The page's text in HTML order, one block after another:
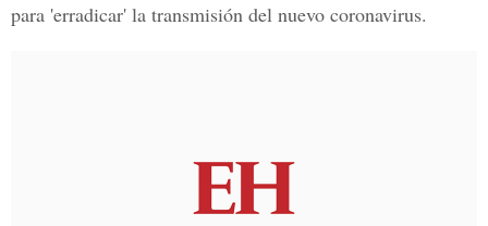
para 'erradicar' la transmisión del nuevo coronavirus.